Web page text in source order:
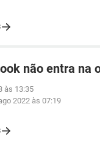
não entra na
às 13:35
2022 às 07:19